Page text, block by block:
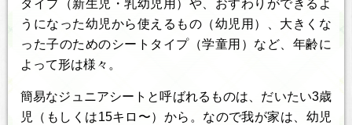
タイプ（新生児・乳幼児用）や、おすわりができるよ
うになった幼児から使えるもの（幼児用）、大きくな
った子のためのシートタイプ（学童用）など、年齢に
よって形は様々。
簡易なジュニアシートと呼ばれるものは、だいたい3歳
児（もしくは15キロ〜）から。なので我が家は、幼児